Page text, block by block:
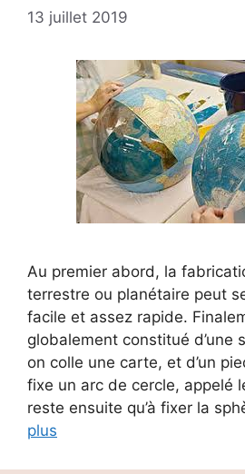
13 juillet 2019
Au premier abord, la
terrestre ou planétaire peut
facile et assez rapide.
globalement constitué d’une
on colle une carte, et d’un
fixe un arc de cercle, appelé
reste ensuite qu’à fixer la
plus